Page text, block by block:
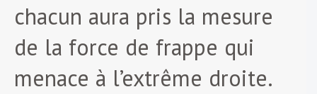
chacun aura pris la mesure
de la force de frappe qui
menace à l’extrême droite.